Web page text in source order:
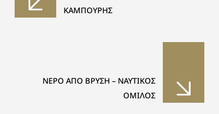
ΚΑΜΠΟΥΡΗΣ
ΝΕΡΟ ΑΠΟ ΒΡΥΣΗ – ΝΑΥΤΙΚΟΣ
ΟΜΙΛΟΣ